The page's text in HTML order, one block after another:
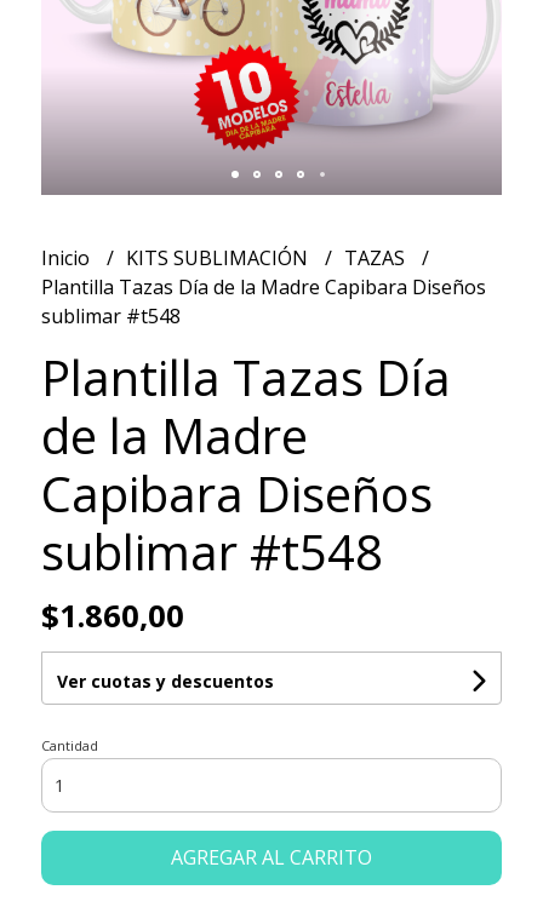
Inicio KITS SUBLIMACIÓN
TAZAS
Plantilla Tazas Día de la Madre Capibara Diseños
sublimar #t548
Plantilla Tazas Día
de la Madre
Capibara Diseños
sublimar #t548
$1.860,00
Ver cuotas y descuentos
Cantidad
AGREGAR AL CARRITO